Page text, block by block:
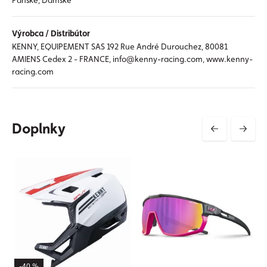
Výrobca / Distribútor
KENNY, EQUIPEMENT SAS 192 Rue André Durouchez, 80081
AMIENS Cedex 2 - FRANCE, info@kenny-racing.com, www.kenny-
racing.com
Doplnky